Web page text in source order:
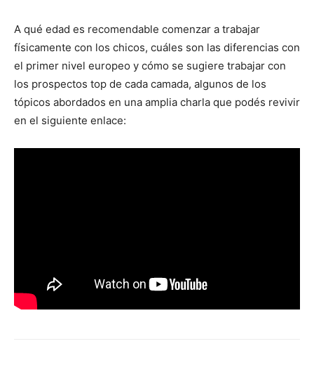
A qué edad es recomendable comenzar a trabajar
físicamente con los chicos, cuáles son las diferencias con
el primer nivel europeo y cómo se sugiere trabajar con
los prospectos top de cada camada, algunos de los
tópicos abordados en una amplia charla que podés revivir
en el siguiente enlace: